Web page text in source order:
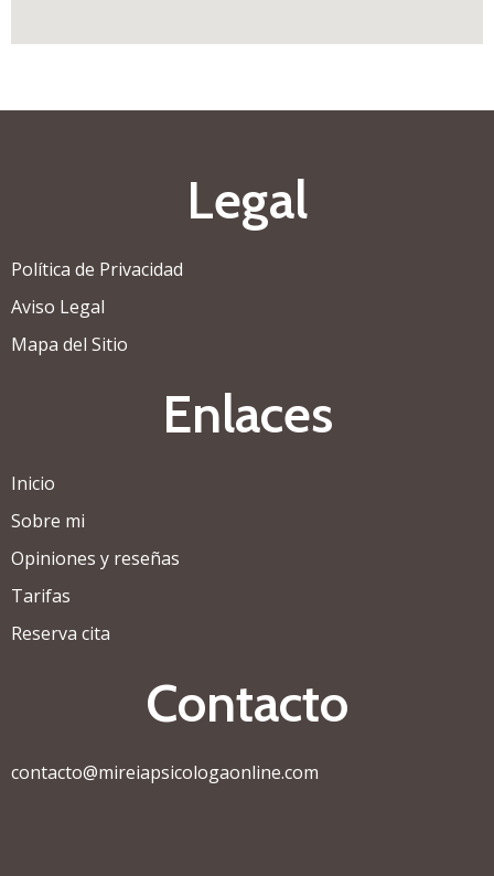
Legal
Política de Privacidad
Aviso Legal
Mapa del Sitio
Enlaces
Inicio
Sobre mi
Opiniones y reseñas
Tarifas
Reserva cita
Contacto
contacto@mireiapsicologaonline.com